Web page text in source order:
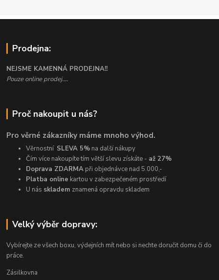
Prodejna:
NEJSME KAMENNÁ PRODEJNA!!
Pouze online prodej....
Proč nakoupit u nás?
Pro věrné zákazníky máme mnoho výhod.
Věrnostní SLEVA 5% na další nákupy
Čím více nakoupíte tím větší slevu získáte - až 27%
Doprava ZDARMA při objednávce nad 5.000,-
Platba online kartou v zabezpečeném prostředí
U nás skladem znamená opravdu skladem
Velký výběr dopravy:
Vybírejte ze všech boxu, výdejních mít nebo si nechte doručit domu či do
práce.
Zásilkovna